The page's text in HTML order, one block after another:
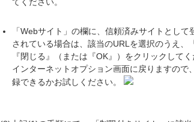
てください。
「Webサイト」の欄に、信頼済みサイトとし
されている場合は、該当のURLを選択のうえ、
『閉じる』（または『OK』）をクリックしてく
インターネットオプション画面に戻りますので
録できるかお試しください。